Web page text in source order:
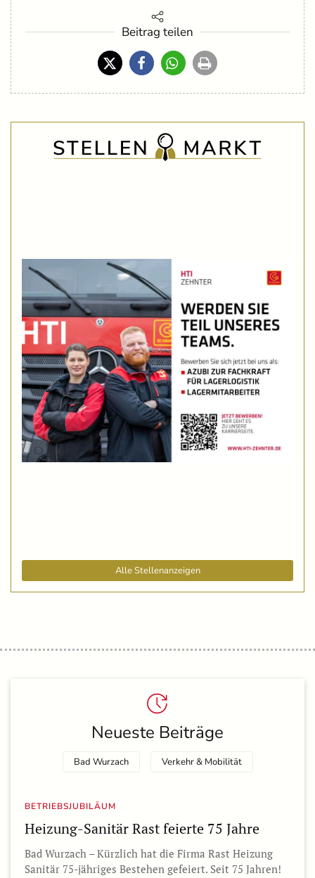
Beitrag teilen
Alle Stellenanzeigen
Neueste Beiträge
Bad Wurzach Verkehr & Mobilität
BETRIEBSJUBILÄUM
Heizung-Sanitär Rast feierte 75 Jahre
Bad Wurzach – Kürzlich hat die Firma Rast Heizung
Sanitär 75-jähriges Bestehen gefeiert. Seit 75 Jahren!